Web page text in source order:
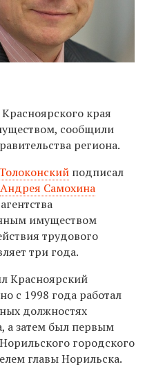
края
сообщили
региона.
подписал
Андрея Самохина
имуществом
трудового
три года.
Красноярский
с 1998 года работал
должностях
а затем был первым
городского
главы Норильска.